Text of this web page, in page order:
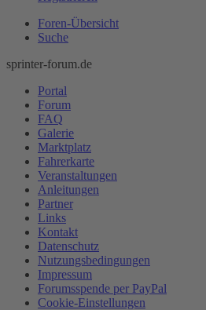
Foren-Übersicht
Suche
sprinter-forum.de
Portal
Forum
FAQ
Galerie
Marktplatz
Fahrerkarte
Veranstaltungen
Anleitungen
Partner
Links
Kontakt
Datenschutz
Nutzungsbedingungen
Impressum
Forumsspende per PayPal
Cookie-Einstellungen